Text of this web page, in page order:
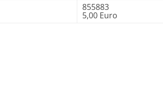
855883
5,00 Euro